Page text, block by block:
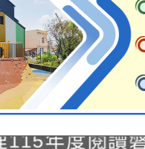
共學行動站研
115年度閱讀